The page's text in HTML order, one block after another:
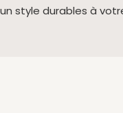
style durables à